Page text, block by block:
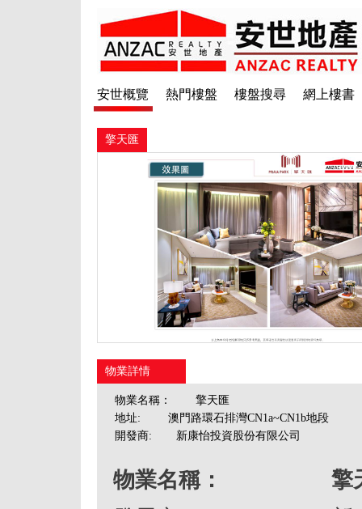
安世概覽 熱門樓盤 樓盤搜尋 網上樓書
擎天匯
物業詳情
物業名稱：
擎天匯
地址:
澳門路環石排灣CN1a~CN1b地段
開發商:
新康怡投資股份有限公司
物業名稱：
擎